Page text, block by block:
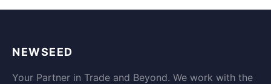
NEWSEED
Your Partner in Trade and Beyond. We work with the